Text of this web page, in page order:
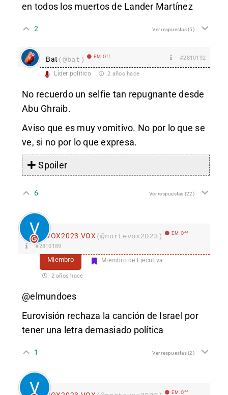
en todos los muertos de Lander Martínez
2 Ver respuestas(5)
Bat (@bat) EM Off #2810192
Líder político 2 años hace
No recuerdo un selfie tan repugnante desde
Abu Ghraib.
Aviso que es muy vomitivo. No por lo que se
ve, si no por lo que expresa.
Spoiler
6 Ver respuestas (22)
VOX2023 VOX (@nortevox2023) EM Off
#2810189
Miembro Miembro de Ejecutiva
2 años hace
@elmundoes
Eurovisión rechaza la canción de Israel por
tener una letra demasiado política
1 Ver respuestas(2)
EM Off